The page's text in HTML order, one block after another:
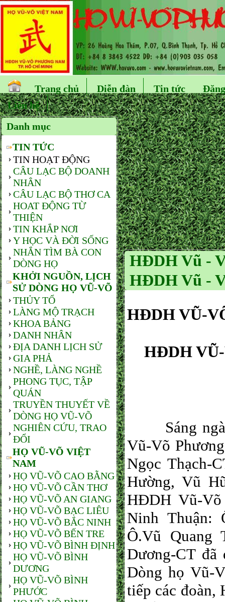
Trang chủ Diễn đàn Tin tức
Liên hệ
Danh mục
TIN TỨC
TIN HOẠT ĐỘNG
CÂU LẠC BỘ DOANH
NHÂN
CÂU LẠC BỘ THƠ CA
HOAT ĐỘNG TỪ
THIỆN
TIN KHẮP NƠI
Y HỌC VÀ ĐỜI SỐNG
NHẮN TÌM BÀ CON
DÒNG HỌ
KHỞI NGUỒN, LỊCH
SỬ DÒNG HỌ VŨ-VÕ
THỦY TỔ
LÀNG MỘ TRẠCH
KHOA BẢNG
DANH NHÂN
ĐỊA DANH LỊCH SỬ
GIA PHẢ
NGHỀ, LÀNG NGHỀ
PHONG TỤC, TẬP
QUÁN
TRUYỀN THUYẾT VỀ
DÒNG HỌ VŨ-VÕ
NGHIÊN CỨU, TRAO
ĐỔI
HỌ VŨ-VÕ VIỆT
NAM
HỌ VŨ-VÕ CAO BẰNG
HỌ VŨ-VÕ CẦN THƠ
HỌ VŨ-VÕ AN GIANG
HỌ VŨ-VÕ BẠC LIÊU
HỌ VŨ-VÕ BẮC NINH
HỌ VŨ-VÕ BẾN TRE
HỌ VŨ-VÕ BÌNH ĐỊNH
HỌ VŨ-VÕ BÌNH
DƯƠNG
HỌ VŨ-VÕ BÌNH
PHƯỚC
HĐDH Vũ -
HĐDH Vũ -
HĐDH VŨ-
HĐDH
Sáng ngày
Vũ-Võ
Ngọc Thạch-
Hường, Vũ
HĐDH Vũ-Võ
Ninh Thuận:
Ô.Vũ Quang
Dương-CT
Dòng họ Vũ-
tiếp các